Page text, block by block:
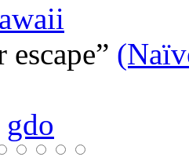
gdo